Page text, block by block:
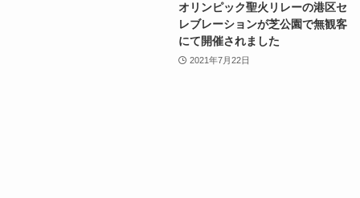
オリンピック聖火リレーの港区セ
レブレーションが芝公園で無観客
にて開催されました
2021年7月22日